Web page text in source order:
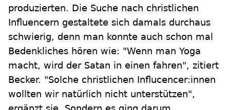
produzierten. Die Suche nach christlichen
Influencern gestaltete sich damals durchaus
schwierig, denn man konnte auch schon mal
Bedenkliches hören wie: "Wenn man Yoga
macht, wird der Satan in einen fahren", zitiert
Becker. "Solche christlichen Influcencer:innen
wollten wir natürlich nicht unterstützen",